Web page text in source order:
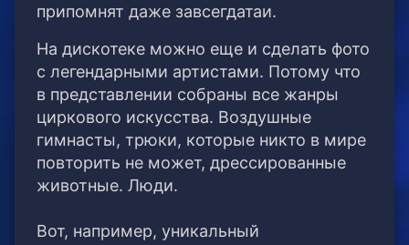
припомнят даже завсегдатаи.
На дискотеке можно еще и сделать фото
с легендарными артистами. Потому что
в представлении собраны все жанры
циркового искусства. Воздушные
гимнасты, трюки, которые никто в мире
повторить не может, дрессированные
животные. Люди.
Вот, например, уникальный